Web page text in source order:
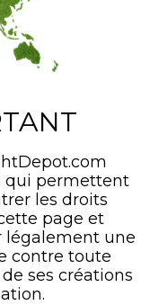
qui permettent
les droits
page et
une
contre toute
ses créations